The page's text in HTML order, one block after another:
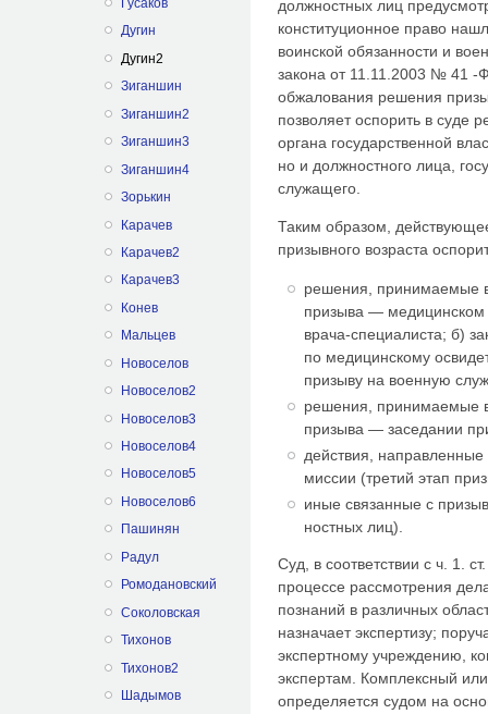
Гусаков
Дугин
Дугин2
Зиганшин
Зиганшин2
Зиганшин3
Зиганшин4
Зорькин
Карачев
Карачев2
Карачев3
Конев
Мальцев
Новоселов
Новоселов2
Новоселов3
Новоселов4
Новоселов5
Новоселов6
Пашинян
Радул
Ромодановский
Соколовская
Тихонов
Тихонов2
Шадымов
должнос­тных лиц
конституционное право
воинской обязанности и
закона от 11.11.2003 № 41
обжалования решения
позволяет оспорить в суде
органа государственной
но и должностного лица,
служащего.
Таким образом,
призывного возраста
решения, принимаемые
призыва — медицинском
врача-специалиста; б)
по ме­дицинскому
призыву на военную
решения, принимаемые
призыва — заседании
действия,
миссии (третий этап
иные связанные с
ностных лиц).
Суд, в соответствии с ч. 1.
процессе рассмотрения
позна­ний в различных
назна­чает экспертизу;
экспертному учреждению,
экспертам. Комп­лексный
определяется судом на